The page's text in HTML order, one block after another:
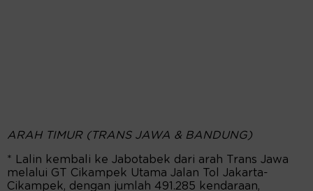
ARAH TIMUR (TRANS JAWA & BANDUNG)
* Lalin kembali ke Jabotabek dari arah Trans Jawa
melalui GT Cikampek Utama Jalan Tol Jakarta-
Cikampek, dengan jumlah 491.285 kendaraan,